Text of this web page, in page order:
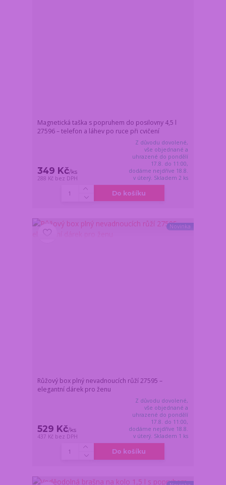
Magnetická taška s popruhem do posilovny 4,5 l
27596 – telefon a láhev po ruce při cvičení
349 Kč/ks
288 Kč bez DPH
Z důvodu dovolené,
vše objednané a
uhrazené do pondělí
17.8. do 11:00,
dodáme nejdříve 18.8.
v úterý. Skladem 2 ks
Do košíku
Novinka
Růžový box plný nevadnoucích růží 27595 –
elegantní dárek pro ženu
529 Kč/ks
437 Kč bez DPH
Z důvodu dovolené,
vše objednané a
uhrazené do pondělí
17.8. do 11:00,
dodáme nejdříve 18.8.
v úterý. Skladem 1 ks
Do košíku